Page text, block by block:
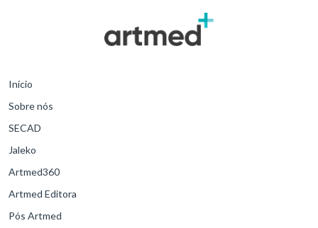
Início
Sobre nós
SECAD
Jaleko
Artmed360
Artmed Editora
Pós Artmed